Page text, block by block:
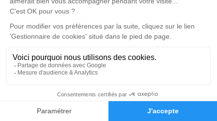
Faire-part Hommages
Un service de plantation d’arbre hommage est
disponible ici.
Je rends hommage
Cérémonie civile
Cimetière de Bétête
23270 Bétête